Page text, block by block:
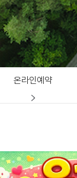
온라인예약